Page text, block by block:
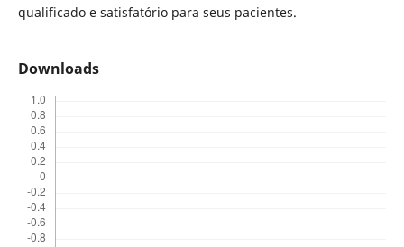
qualificado e satisfatório para seus pacientes.
Downloads